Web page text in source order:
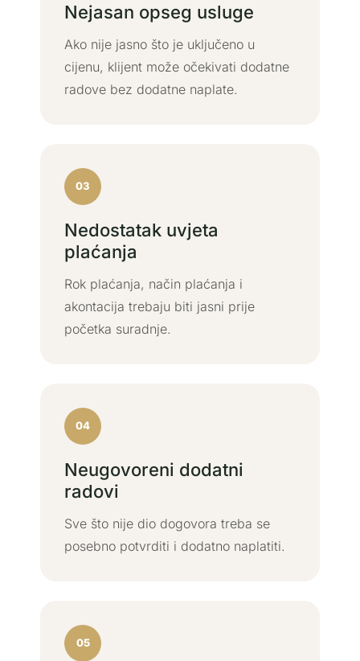
Nejasan opseg usluge
Ako nije jasno što je uključeno u
cijenu, klijent može očekivati dodatne
radove bez dodatne naplate.
03
Nedostatak uvjeta
plaćanja
Rok plaćanja, način plaćanja i
akontacija trebaju biti jasni prije
početka suradnje.
04
Neugovoreni dodatni
radovi
Sve što nije dio dogovora treba se
posebno potvrditi i dodatno naplatiti.
05